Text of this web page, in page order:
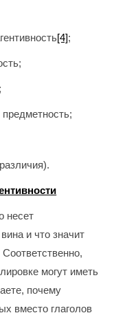
[4];
несет
и что значит
могут иметь
почему
вместо глаголов